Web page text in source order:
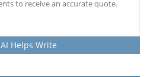
AI Helps Write